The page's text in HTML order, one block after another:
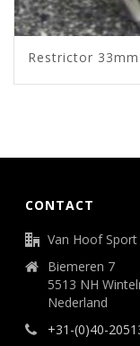
Restrictor
CONTACT
Van Hoof Sport
Biemeren 7
5513 NH
Nederland
+31-(0)40-